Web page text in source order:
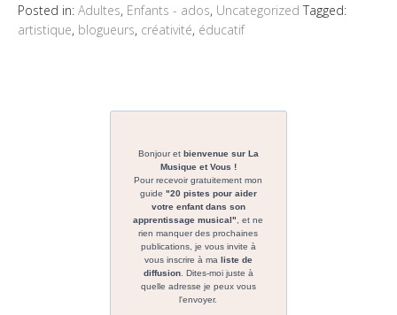
Posted in: Adultes, Enfants - ados, Uncategorized Tagged:
artistique, blogueurs, créativité, éducatif